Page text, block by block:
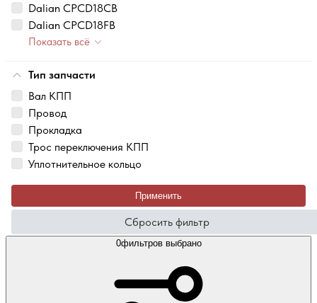
Dalian CPCD18CB
Dalian CPCD18FB
Показать всё
Тип запчасти
Вал КПП
Провод
Прокладка
Трос переключения КПП
Уплотнительное кольцо
Применить
Сбросить фильтр
0фильтров выбрано